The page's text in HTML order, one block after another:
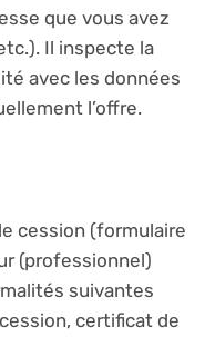
que vous avez
Il inspecte la
avec les données
l’offre.
cession (formulaire
(professionnel)
suivantes
certificat de